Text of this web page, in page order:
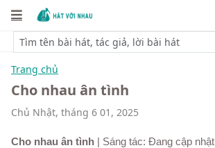
Trang chủ
Cho nhau ân tình
Chủ Nhật, tháng 6 01, 2025
Cho nhau ân tình | Sáng tác: Đang cập nhật